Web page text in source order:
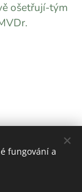
ošetřují-tým
fungování a